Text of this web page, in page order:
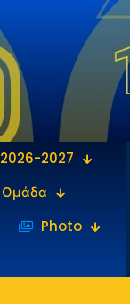
2026-2027
Ομάδα
‎‏‏‎ ‎Photo